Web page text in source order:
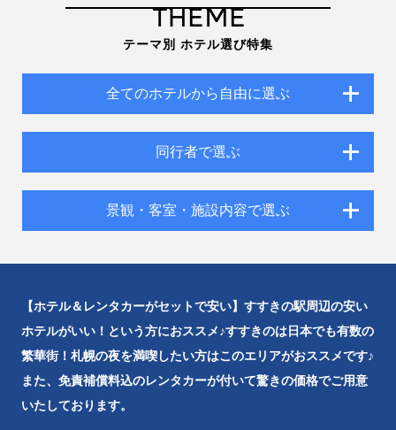
THEME
テーマ別 ホテル選び特集
全てのホテルから自由に選ぶ
同行者で選ぶ
景観・客室・施設内容で選ぶ
【ホテル＆レンタカーがセットで安い】すすきの駅周辺の安い
ホテルがいい！という方におススメ♪すすきのは日本でも有数の
繁華街！札幌の夜を満喫したい方はこのエリアがおススメです♪
また、免責補償料込のレンタカーが付いて驚きの価格でご用意
いたしております。